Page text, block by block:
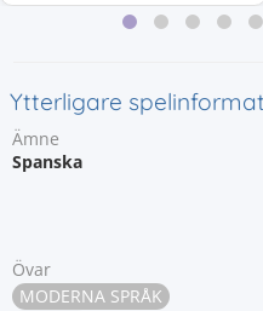
Ytterligare
Ämne
Spanska
Övar
MODERNA SPRÅK